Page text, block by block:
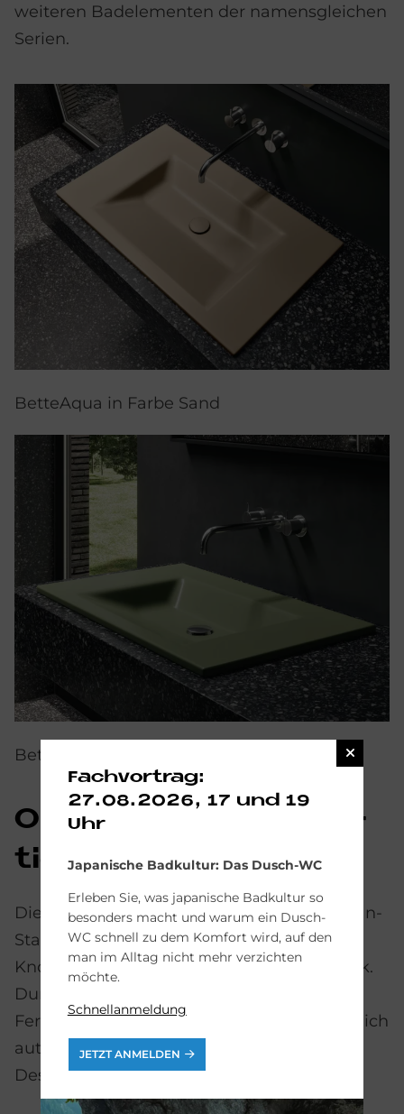
weiteren Badelementen der namensgleichen
Serien.
BetteAqua in Farbe Sand
BetteAqua in Farbe Evergreen
Op­ti­mier­te Pro­duk­
ti­on
Die Einbauwaschtische aus glasiertem Titan-
Stahl verbinden industrielles Fertigungs-
Know-how mit anspruchsvollem Handwerk.
Durch gezielte Optimierungen ist der
Fertigungsprozess der Waschtische zusätzlich
automatisiert wurden, ohne auf bewährte
Designs zu verzichten.
Fachvortrag:
27.08.2026, 17 und 19
Uhr
Japanische Badkultur: Das Dusch-WC
Erleben Sie, was japanische Badkultur so
besonders macht und warum ein Dusch-
WC schnell zu dem Komfort wird, auf den
man im Alltag nicht mehr verzichten
möchte.
Schnellanmeldung
JETZT ANMELDEN